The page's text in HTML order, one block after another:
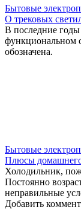
Бытовые
О трековых
В последние
функциональном
обозначена.
Бытовые
Плюсы домашнего
Холодильник,
Постоянно
неправильные
Добавить